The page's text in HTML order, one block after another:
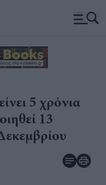
5 χρόνια
13